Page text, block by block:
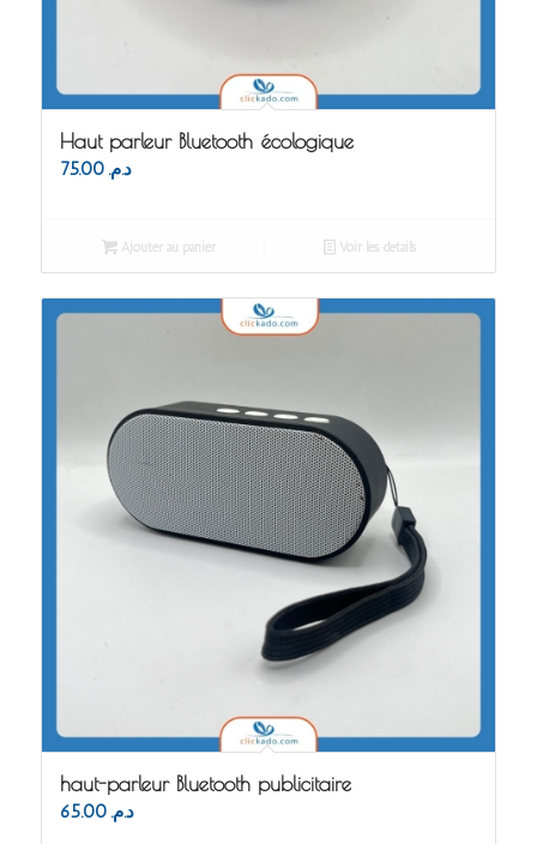
Haut parleur Bluetooth écologique
د.م. 75.00
Ajouter au panier Voir les détails
haut-parleur Bluetooth publicitaire
د.م. 65.00